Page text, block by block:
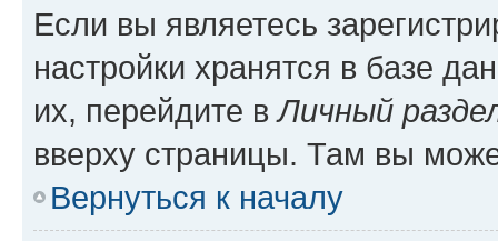
Если вы являетесь
настройки хранятся в базе
их, перейдите вЛичный
вверху страницы. Там вы
Вернуться к началу